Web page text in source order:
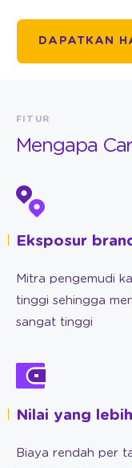
DAPATKAN
FITUR
Mengapa
Eksposur
Mitra pengemudi
tinggi sehingga
sangat tinggi
Nilai yang
Biaya rendah per